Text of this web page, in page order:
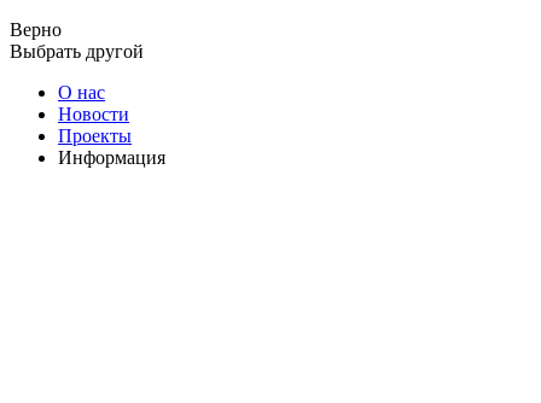
Верно
Выбрать другой
О нас
Новости
Проекты
Информация